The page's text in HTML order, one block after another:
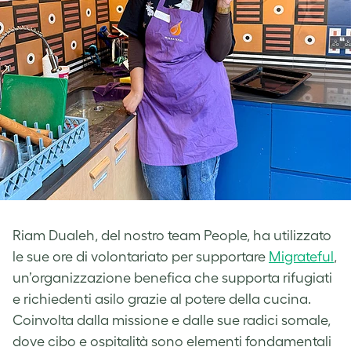
Riam Dualeh, del nostro team People, ha utilizzato
le sue ore di volontariato per supportare Migrateful,
un’organizzazione benefica che supporta rifugiati
e richiedenti asilo grazie al potere della cucina.
Coinvolta dalla missione e dalle sue radici somale,
dove cibo e ospitalità sono elementi fondamentali